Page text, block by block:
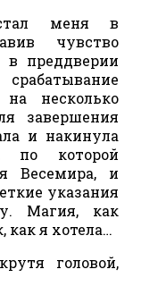
меня в
чувство
в преддверии
несколько
завершения
и накинула
по которой
Весемира, и
указания
Магия, как
как я хотела…
головой,